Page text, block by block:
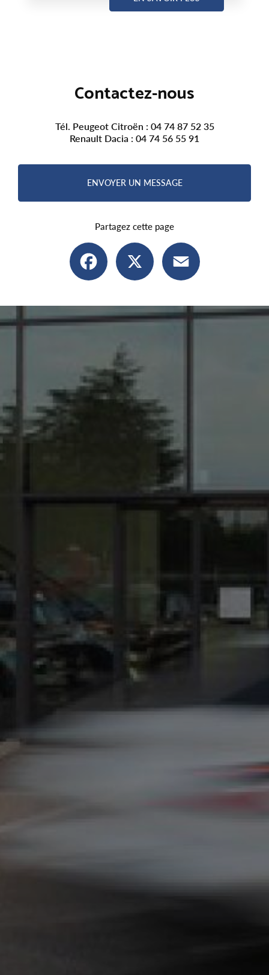
Contactez-nous
Tél. Peugeot Citroën : 04 74 87 52 35
Renault Dacia : 04 74 56 55 91
ENVOYER UN MESSAGE
Partagez cette page
Facebook